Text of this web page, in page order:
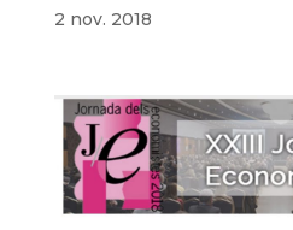
2 nov. 2018